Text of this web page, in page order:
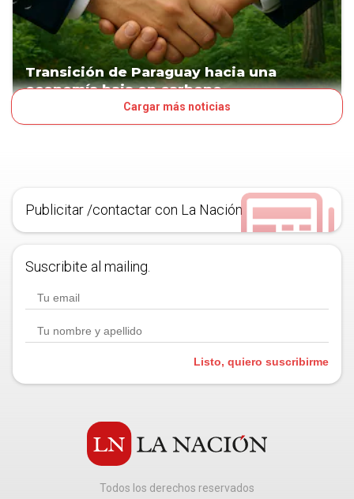
Transición de Paraguay hacia una
economía baja en carbono
Cargar más noticias
Publicitar /contactar con La Nación
Suscribite al mailing.
Listo, quiero suscribirme
Todos los derechos reservados